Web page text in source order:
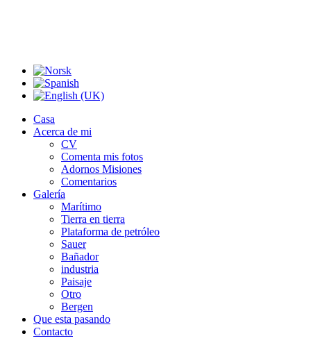
Casa
Acerca de mi
CV
Comenta mis fotos
Adornos Misiones
Comentarios
Galería
Marítimo
Tierra en tierra
Plataforma de petróleo
Sauer
Bañador
industria
Paisaje
Otro
Bergen
Que esta pasando
Contacto